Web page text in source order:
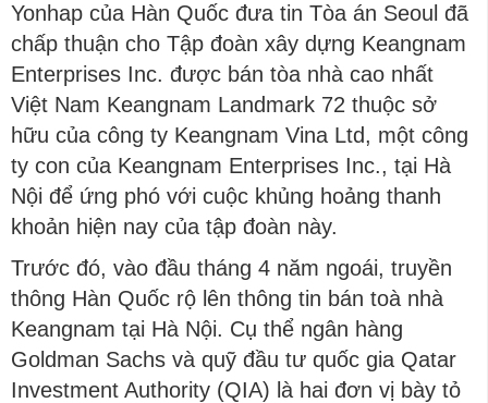
Yonhap của Hàn Quốc đưa tin Tòa án Seoul đã
chấp thuận cho Tập đoàn xây dựng Keangnam
Enterprises Inc. được bán tòa nhà cao nhất
Việt Nam Keangnam Landmark 72 thuộc sở
hữu của công ty Keangnam Vina Ltd, một công
ty con của Keangnam Enterprises Inc., tại Hà
Nội để ứng phó với cuộc khủng hoảng thanh
khoản hiện nay của tập đoàn này.
Trước đó, vào đầu tháng 4 năm ngoái, truyền
thông Hàn Quốc rộ lên thông tin bán toà nhà
Keangnam tại Hà Nội. Cụ thể ngân hàng
Goldman Sachs và quỹ đầu tư quốc gia Qatar
Investment Authority (QIA) là hai đơn vị bày tỏ